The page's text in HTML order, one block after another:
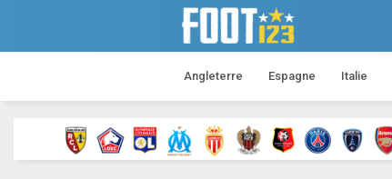
Angleterre Espagne Italie